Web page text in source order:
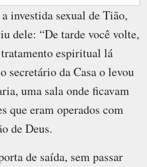
investida sexual de Tião,
dele: “De tarde você volte,
espiritual lá
secretário da Casa o levou
uma sala onde ficavam
que eram operados com
de Deus.
de saída, sem passar